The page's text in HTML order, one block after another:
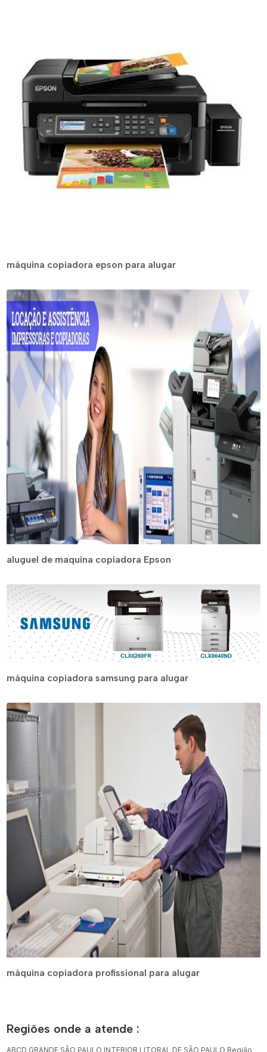
máquina copiadora epson para alugar
aluguel de maquina copiadora Epson
máquina copiadora samsung para alugar
máquina copiadora profissional para alugar
Regiões onde a atende :
ABCD GRANDE SÃO PAULO INTERIOR LITORAL DE SÃO PAULO Região